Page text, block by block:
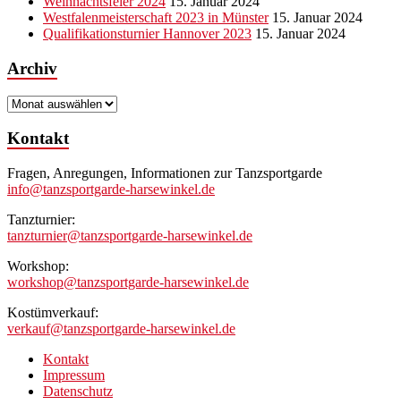
Westfalenmeisterschaft 2023 in Münster 15. Januar 2024
Qualifikationsturnier Hannover 2023 15. Januar 2024
Archiv
Archiv
Kontakt
Fragen, Anregungen, Informationen zur Tanzsportgarde
info@tanzsportgarde-harsewinkel.de
Tanzturnier:
tanzturnier@tanzsportgarde-harsewinkel.de
Workshop:
workshop@tanzsportgarde-harsewinkel.de
Kostümverkauf:
verkauf@tanzsportgarde-harsewinkel.de
Kontakt
Impressum
Datenschutz